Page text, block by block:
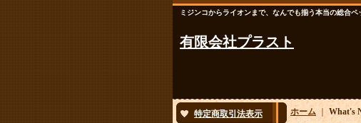
ミジンコからライオンまで、なんでも揃う本当の総合ペ
有限会社プラスト
特定商取引法表示 ホーム｜What's